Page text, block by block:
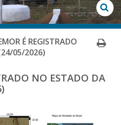
de
É REGISTRADO
05/2026)
NO ESTADO DA